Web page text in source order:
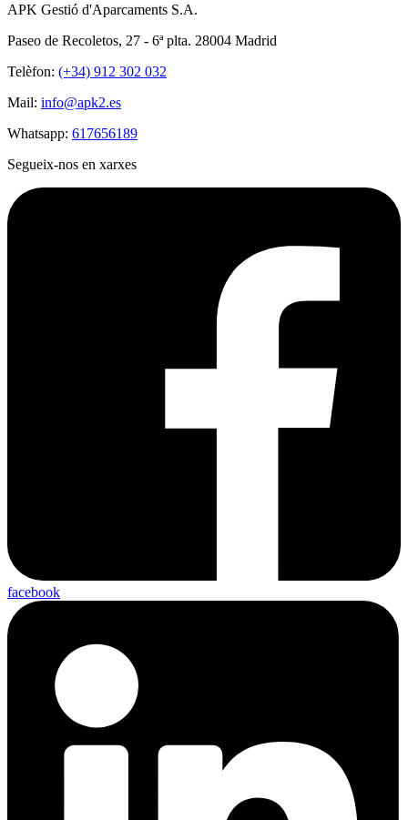
APK Gestió d'Aparcaments S.A.
Paseo de Recoletos, 27 - 6ª plta. 28004 Madrid
Telèfon: (+34) 912 302 032
Mail: info@apk2.es
Whatsapp: 617656189
Segueix-nos en xarxes
facebook